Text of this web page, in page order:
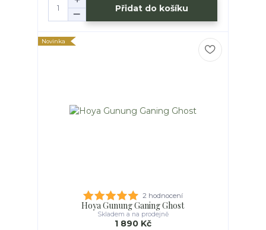
Přidat do košíku
Novinka
2 hodnocení
Hoya Gunung Ganing Ghost
1 890 Kč
Skladem a na prodejně